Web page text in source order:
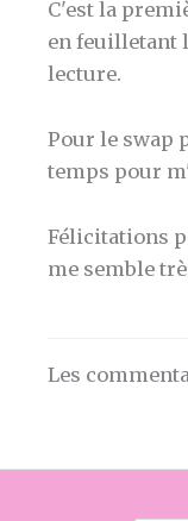
C'est la
en feuilletant
lecture.
Pour le swap
temps pour
Félicitations
me semble
Les